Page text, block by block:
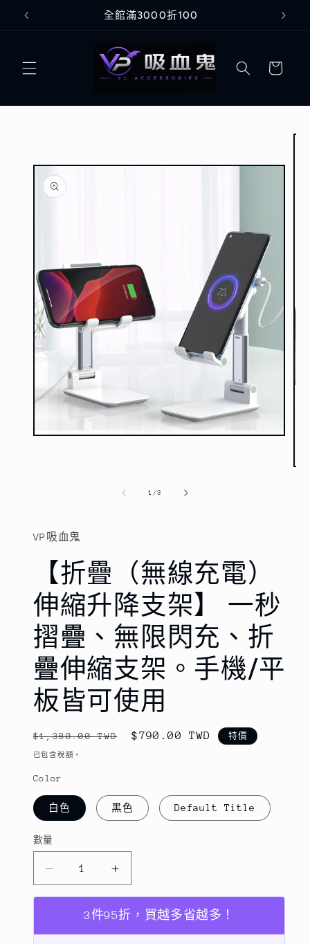
跳至內
容
全館滿3000折100
物
啟
案
1 //3
VP吸血鬼
【折疊（無線充電）
伸縮升降支架】 一秒
摺疊、無限閃充、折
疊伸縮支架。手機/平
板皆可使用
定
價
$1,380.00 TWD
售
$790.00 TWD 特價
已包含稅額。
Color
白色 黑色 Default Title
數
數量
疊
線
疊
（無
線
3件95折，買越多省越多！